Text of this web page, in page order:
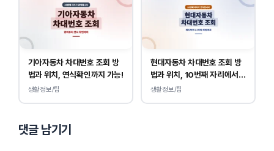
기아자동차 차대번호 조회 방
법과 위치, 연식확인까지 가능!
생활정보/팁
현대자동차 차대번호 조회 방
법과 위치, 10번째 자리에서
연식 확인!
생활정보/팁
댓글 남기기